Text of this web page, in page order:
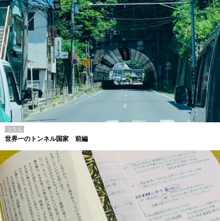
コラム
世界一のトンネル国家 前編